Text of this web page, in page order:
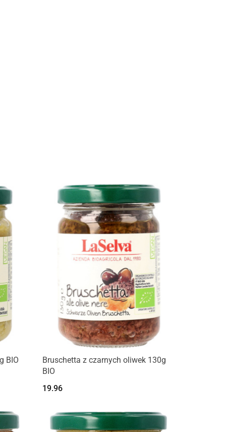
BIO
Bruschetta z czarnych oliwek 130g
BIO
19.96